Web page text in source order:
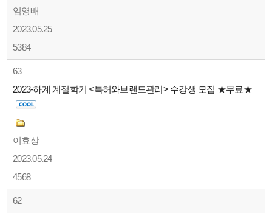
임영배
2023.05.25
5384
63
2023-하계 계절학기 <특허와브랜드관리> 수강생 모집 ★무료★
이효상
2023.05.24
4568
62